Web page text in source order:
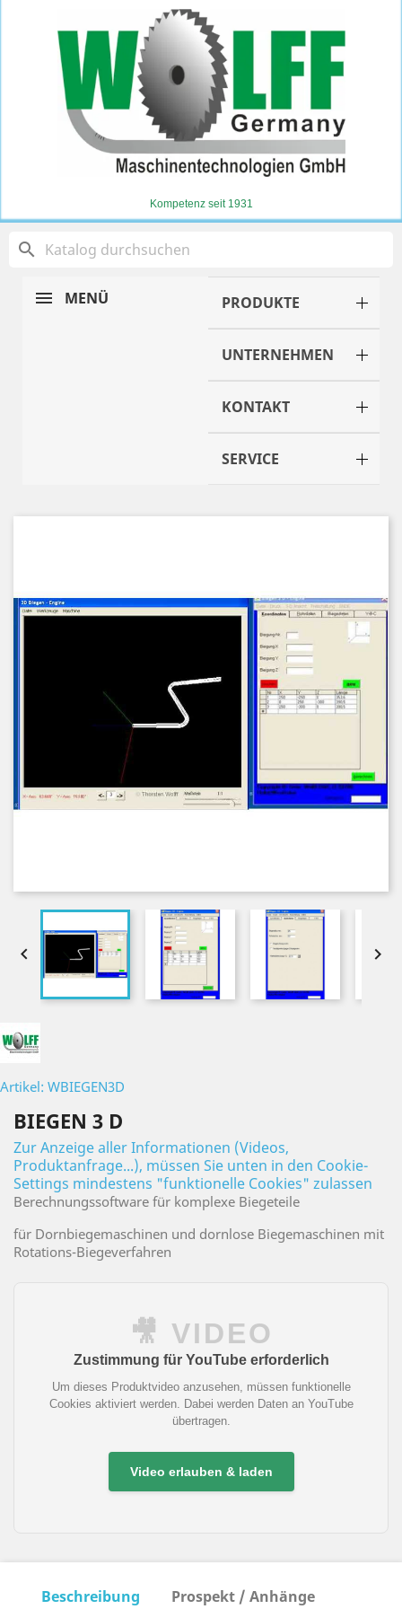
Kompetenz seit 1931
search
MENÜ PRODUKTE
UNTERNEHMEN
KONTAKT
SERVICE
 
Artikel: WBIEGEN3D
BIEGEN 3 D
Zur Anzeige aller Informationen (Videos,
Produktanfrage...), müssen Sie unten in den Cookie-
Settings mindestens "funktionelle Cookies" zulassen
Berechnungssoftware für komplexe Biegeteile
für Dornbiegemaschinen und dornlose Biegemaschinen mit
Rotations-Biegeverfahren
🎥 VIDEO
Zustimmung für YouTube erforderlich
Um dieses Produktvideo anzusehen, müssen funktionelle
Cookies aktiviert werden. Dabei werden Daten an YouTube
übertragen.
Video erlauben & laden
Beschreibung Prospekt / Anhänge